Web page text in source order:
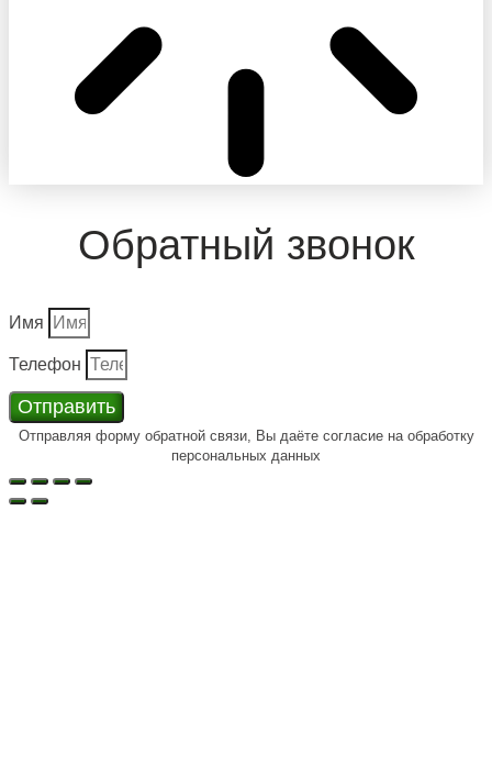
Обратный звонок
Имя
Телефон
Отправить
Отправляя форму обратной связи, Вы даёте согласие на обработку
персональных данных